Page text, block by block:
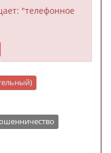
"телефонное